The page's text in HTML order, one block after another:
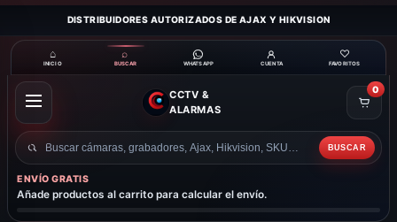
DISTRIBUIDORES AUTORIZADOS DE AJAX Y HIKVISION
⌂
INICIO
⌕
BUSCAR WHATSAPP CUENTA
♡
FAVORITOS
ABRIR
MENÚ
CCTV &
ALARMAS
Buscar
productos
BUSCAR
0
ENVÍO GRATIS
Añade productos al carrito para calcular el envío.